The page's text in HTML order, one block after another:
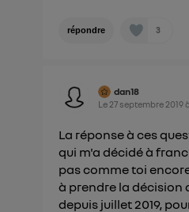
répondre 3
dan18
Le 27 septembre 2019à
La réponse à ces
qui m'a décidé à
pas comme toi
à prendre la décision
depuis juillet 2019,